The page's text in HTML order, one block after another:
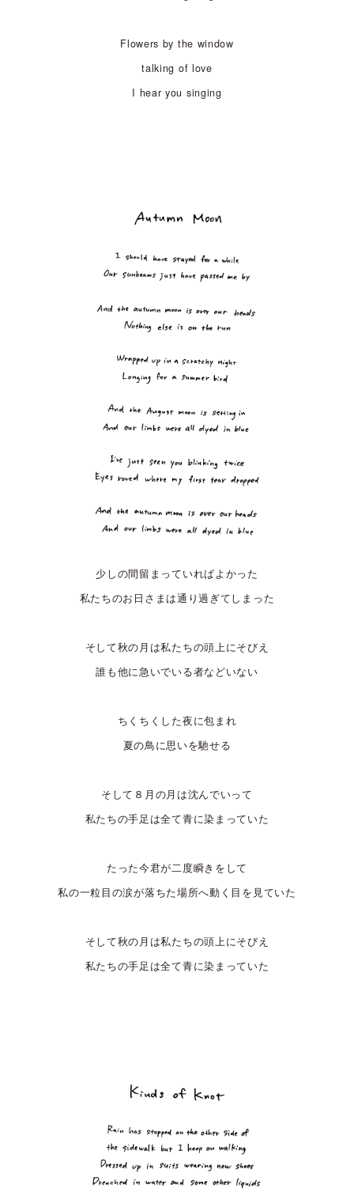
Flowers by the window
talking of love
I hear you singing
少しの間留まっていればよかった
私たちのお日さまは通り過ぎてしまった
そして秋の月は私たちの頭上にそびえ
誰も他に急いでいる者などいない
ちくちくした夜に包まれ
夏の鳥に思いを馳せる
そして８月の月は沈んでいって
私たちの手足は全て青に染まっていた
たった今君が二度瞬きをして
私の一粒目の涙が落ちた場所へ動く目を見ていた
そして秋の月は私たちの頭上にそびえ
私たちの手足は全て青に染まっていた